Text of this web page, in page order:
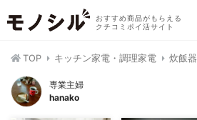
おすすめ商品がもらえる
クチコミポイ活サイト
TOP キッチン家電・調理家電 炊飯器
専業主婦
hanako